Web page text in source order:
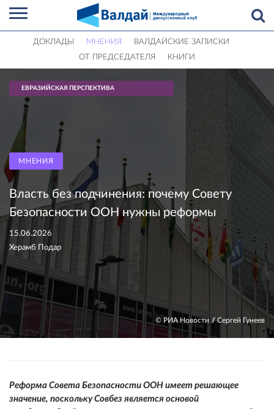
ДОКЛАДЫ МНЕНИЯ
ВАЛДАЙСКИЕ ЗАПИСКИ
ОТ ПРЕДСЕДАТЕЛЯ
КНИГИ
ЕВРАЗИЙСКАЯ ПЕРСПЕКТИВА
МНЕНИЯ
Власть без подчинения: почему Совету
Безопасности ООН нужны реформы
15.06.2026
Херамб Подар
© РИА Новости // Сергей Гунеев
Реформа Совета Безопасности ООН имеет решающее
значение, поскольку Совбез является основой